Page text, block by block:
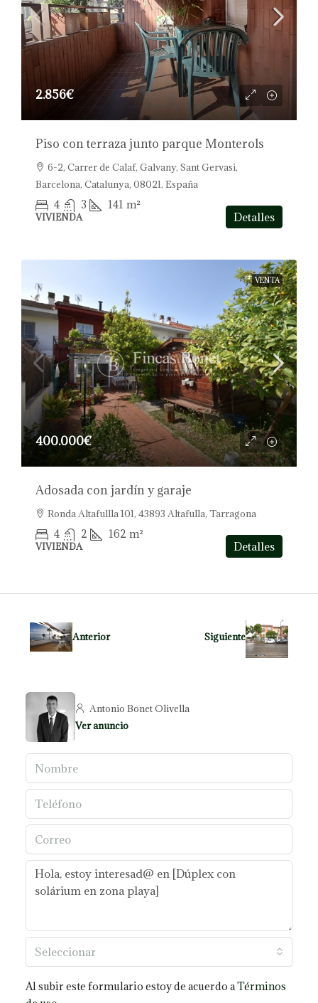
2.856€
Piso con terraza junto parque Monterols
6-2, Carrer de Calaf, Galvany, Sant Gervasi,
Barcelona, Catalunya, 08021, España
4 3 141 m²
VIVIENDA Detalles
VENTA
400.000€
Adosada con jardín y garaje
Ronda Altafullla 101, 43893 Altafulla, Tarragona
4 2 162 m²
VIVIENDA Detalles
Anterior Siguiente
Antonio Bonet Olivella
Ver anuncio
Seleccionar
Al subir este formulario estoy de acuerdo aTérminos